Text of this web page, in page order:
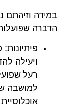
במידה
הדברה
ויעילה
רעל
למושבה